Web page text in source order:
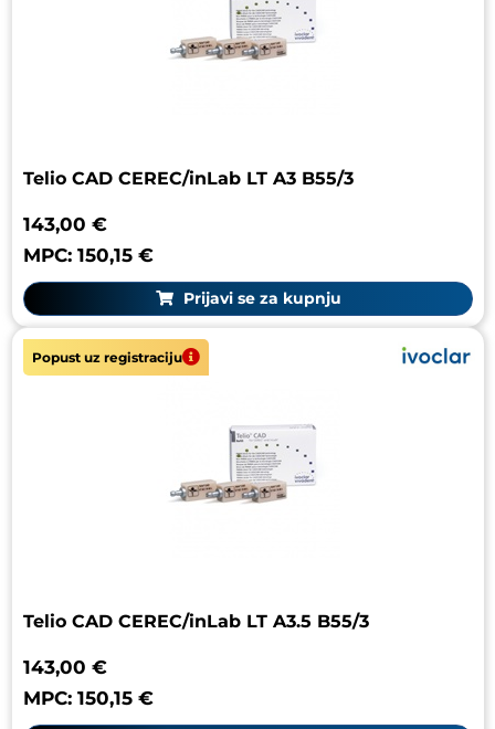
Telio CAD CEREC/inLab LT A3 B55/3
143,00 €
MPC: 150,15 €
Prijavi se za kupnju
Popust uz registraciju
Telio CAD CEREC/inLab LT A3.5 B55/3
143,00 €
MPC: 150,15 €